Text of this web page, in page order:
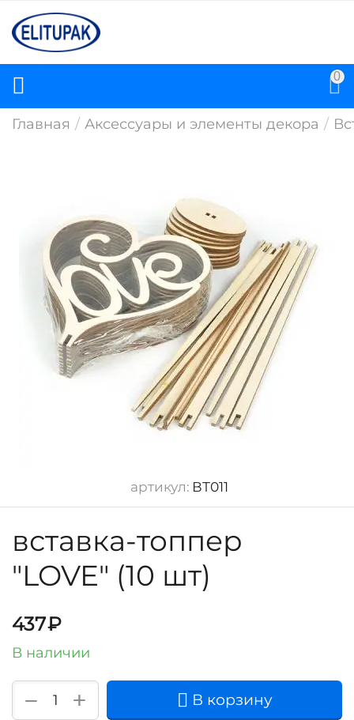
0
Главная / Аксессуары и элементы декора /
артикул: ВТ011
вставка-топпер
"LOVE" (10 шт)
437₽
В наличии
+
− В корзину